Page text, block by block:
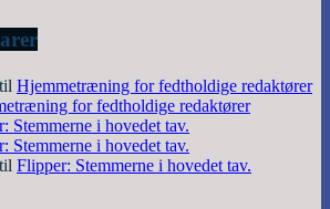
til Hjemmetræning for fedtholdige redaktører
for fedtholdige redaktører
Stemmerne i hovedet tav.
Stemmerne i hovedet tav.
til Flipper: Stemmerne i hovedet tav.